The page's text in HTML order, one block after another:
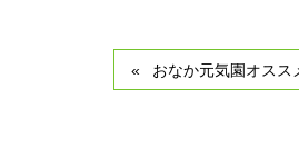
おなか元気園オス